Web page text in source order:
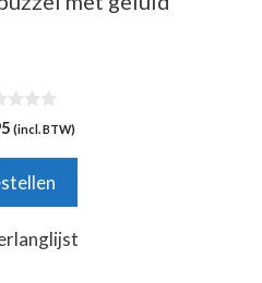
(incl. BTW)